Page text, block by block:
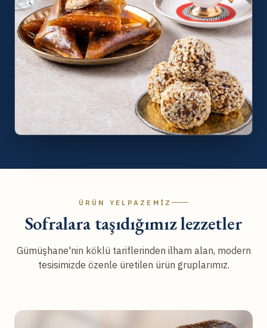
ÜRÜN YELPAZEMIZ
Sofralara taşıdığımız lezzetler
Gümüşhane'nin köklü tariflerinden ilham alan, modern
tesisimizde özenle üretilen ürün gruplarımız.